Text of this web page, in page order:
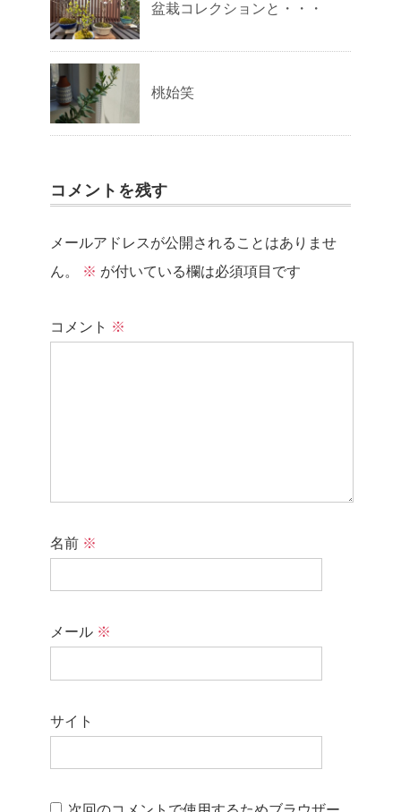
盆栽コレクションと・・・
桃始笑
コメントを残す
メールアドレスが公開されることはありませ
ん。
※ が付いている欄は必須項目です
コメント ※
名前 ※
メール ※
サイト